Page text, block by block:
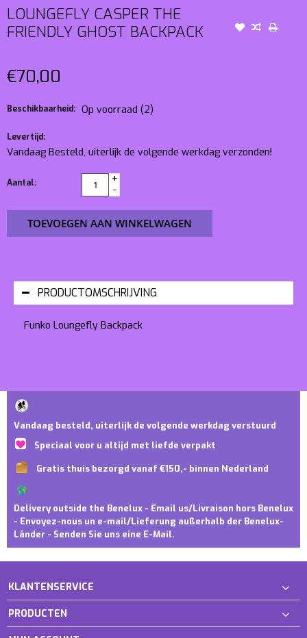
LOUNGEFLY CASPER THE
FRIENDLY GHOST BACKPACK
€70,00
Beschikbaarheid: Op voorraad (2)
Levertijd:
Vandaag Besteld, uiterlijk de volgende werkdag verzonden!
Aantal:
+
-
TOEVOEGEN AAN WINKELWAGEN
PRODUCTOMSCHRIJVING
Funko Loungefly Backpack
Vandaag besteld, uiterlijk de volgende werkdag verstuurd
Speciaal voor u altijd met liefde verpakt
Gratis thuis bezorgd vanaf €150,- binnen Nederland
Delivery outside the Benelux - Email us/Livraison hors Benelux
- Envoyez-nous un e-mail/Lieferung außerhalb der Benelux-
Länder - Senden Sie uns eine E-Mail.
KLANTENSERVICE
PRODUCTEN